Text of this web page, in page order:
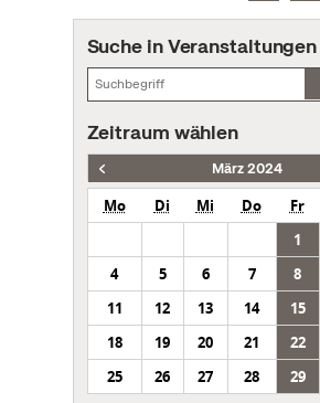
Suche in Veranstaltungen
Zeitraum wählen
März 2024
Mo Di Mi Do Fr
1
4
5 6 7 8
11
12 13 14 15
18
19 20 21 22
25
26 27 28 29